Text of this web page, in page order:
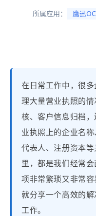
所属应用： 鹰迅
在日常工作中，很
理大量营业执照的
核、客户信息归档
业执照上的企业名
代表人、注册资本
里，都是我们经常
项非常繁琐又非常
就分享一个高效的
工作。